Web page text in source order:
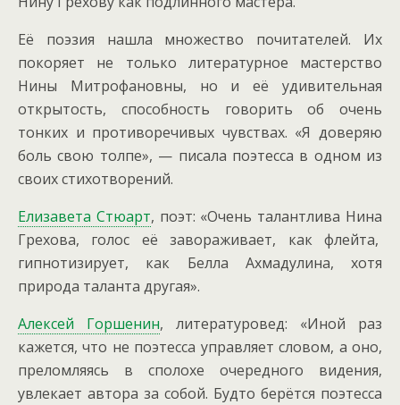
Её поэзия нашла множество почитателей. Их
покоряет не только литературное мастерство
Нины Митрофановны, но и её удивительная
открытость, способность говорить об очень
тонких и противоречивых чувствах. «Я доверяю
боль свою толпе», — писала поэтесса в одном из
своих стихотворений.
Елизавета Стюарт, поэт: «Очень талантлива Нина
Грехова, голос её завораживает, как флейта,
гипнотизирует, как Белла Ахмадулина, хотя
природа таланта другая».
Алексей Горшенин, литературовед: «Иной раз
кажется, что не поэтесса управляет словом, а оно,
преломляясь в сполохе очередного видения,
увлекает автора за собой. Будто берётся поэтесса